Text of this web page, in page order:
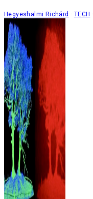
Hegyeshalmi Richárd TECH